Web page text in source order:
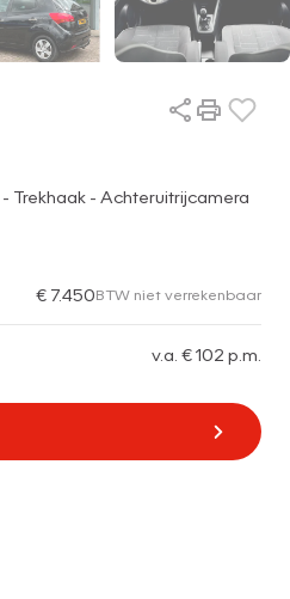
Trekhaak - Achteruitrijcamera
€ 7.450BTW niet verrekenbaar
v.a. € 102 p.m.